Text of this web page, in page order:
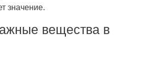
значение.
вещества в